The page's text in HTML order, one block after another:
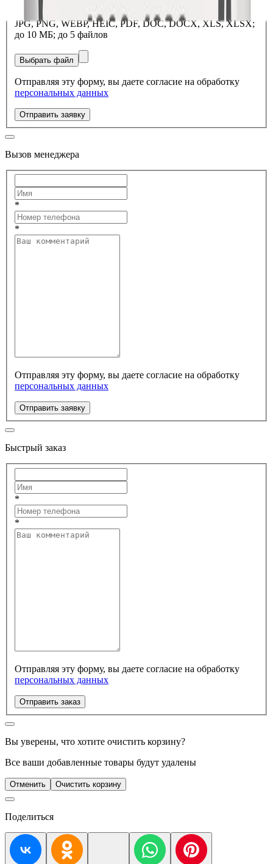
Выберите файл или перетащите его сюда
JPG, PNG, WEBP, HEIC, PDF, DOC, DOCX, XLS, XLSX;
до 10 МБ; до 5 файлов
Выбрать файл
Отправляя эту форму, вы даете согласие на обработку
персональных данных
Отправить заявку
Вызов менеджера
*
*
Отправляя эту форму, вы даете согласие на обработку
персональных данных
Отправить заявку
Быстрый заказ
*
*
Отправляя эту форму, вы даете согласие на обработку
персональных данных
Отправить заказ
Вы уверены, что хотите очистить корзину?
Все ваши добавленные товары будут удалены
Отменить Очистить корзину
Поделиться